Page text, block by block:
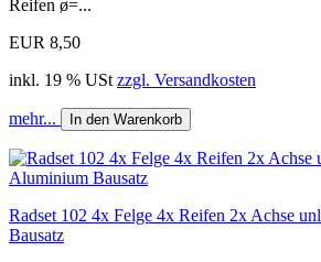
Reifen ø=...
EUR 8,50
inkl. 19 % USt zzgl. Versandkosten
mehr... In den Warenkorb
Radset 102 4x Felge 4x Reifen 2x Achse
Bausatz